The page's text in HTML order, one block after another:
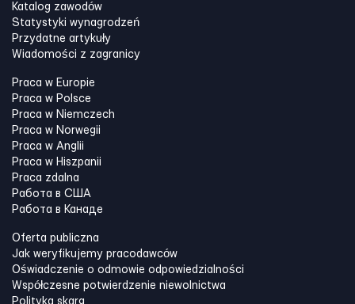
Katalog zawodów
Statystyki wynagrodzeń
Przydatne artykuły
Wiadomości z zagranicy
Praca w Europie
Praca w Polsce
Praca w Niemczech
Praca w Norwegii
Praca w Anglii
Praca w Hiszpanii
Praca zdalna
Работа в США
Работа в Канадe
Oferta publiczna
Jak weryfikujemy pracodawców
Oświadczenie o odmowie odpowiedzialności
Współczesne potwierdzenie niewolnictwa